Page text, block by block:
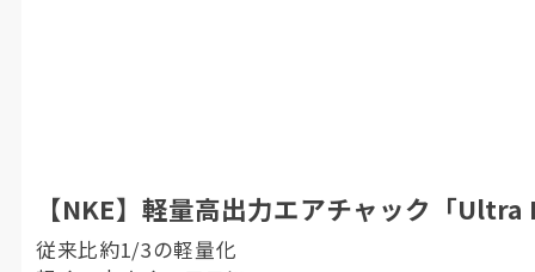
【NKE】軽量高出力エアチャック「Ultra
従来比約1/3の軽量化